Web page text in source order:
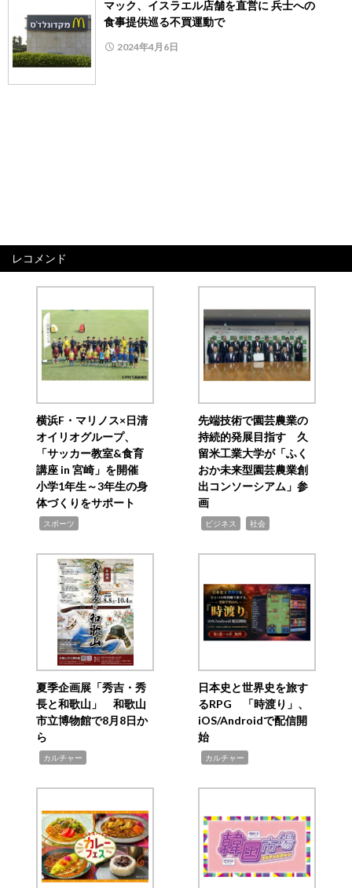
マック、イスラエル店舗を直営に 兵士への
食事提供巡る不買運動で
2024年4月6日
レコメンド
横浜F・マリノス×日清
オイリオグループ、
「サッカー教室&食育
講座 in 宮崎」を開催
小学1年生～3年生の身
体づくりをサポート
スポーツ
先端技術で園芸農業の
持続的発展目指す 久
留米工業大学が「ふく
おか未来型園芸農業創
出コンソーシアム」参
画
ビジネス 社会
夏季企画展「秀吉・秀
長と和歌山」 和歌山
市立博物館で8月8日か
ら
カルチャー
日本史と世界史を旅す
るRPG 「時渡り」、
iOS/Androidで配信開
始
カルチャー